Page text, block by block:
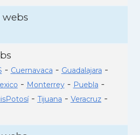
webs
- Cuernavaca - Guadalajara -
- Monterrey- Puebla -
- Tijuana - Veracruz -